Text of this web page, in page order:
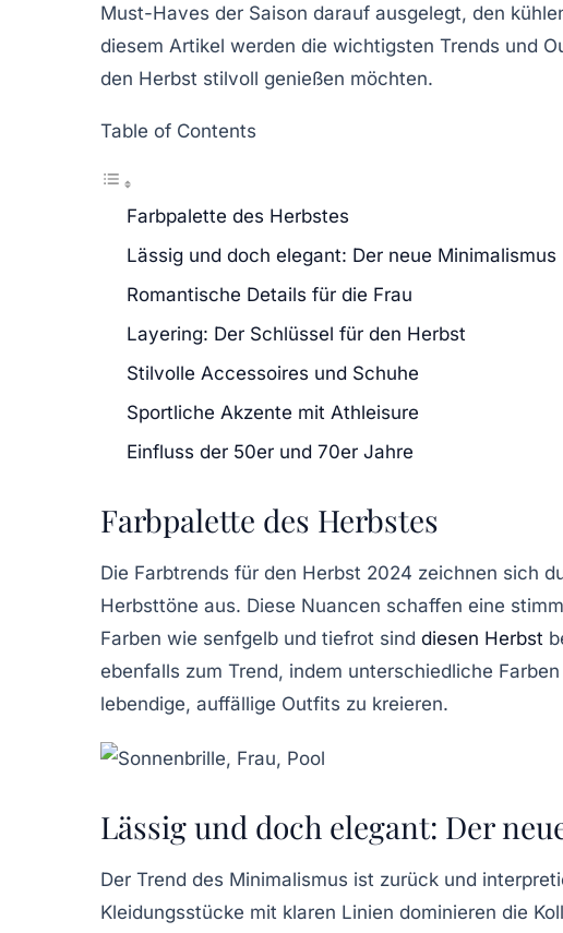
Must-Haves der Saison darauf ausgelegt, den
diesem Artikel werden die wichtigsten Trends und
den Herbst stilvoll genießen möchten.
Table of Contents
Farbpalette des Herbstes
Lässig und doch elegant: Der neue Minimalismus
Romantische Details für die Frau
Layering: Der Schlüssel für den Herbst
Stilvolle Accessoires und Schuhe
Sportliche Akzente mit Athleisure
Einfluss der 50er und 70er Jahre
Farbpalette des Herbstes
Die Farbtrends für den Herbst 2024 zeichnen sich
Herbsttöne aus. Diese Nuancen schaffen eine
Farben wie senfgelb und tiefrot sind diesen Herbst
ebenfalls zum Trend, indem unterschiedliche
lebendige, auffällige Outfits zu kreieren.
Lässig und doch elegant: Der
Der Trend des Minimalismus ist zurück und
Kleidungsstücke mit klaren Linien dominieren die